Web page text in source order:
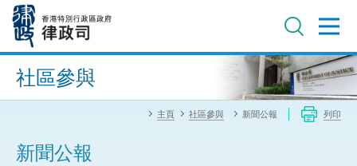
內
進階搜尋
社區參與
主頁 社區參與 新聞公報 列印
新聞公報